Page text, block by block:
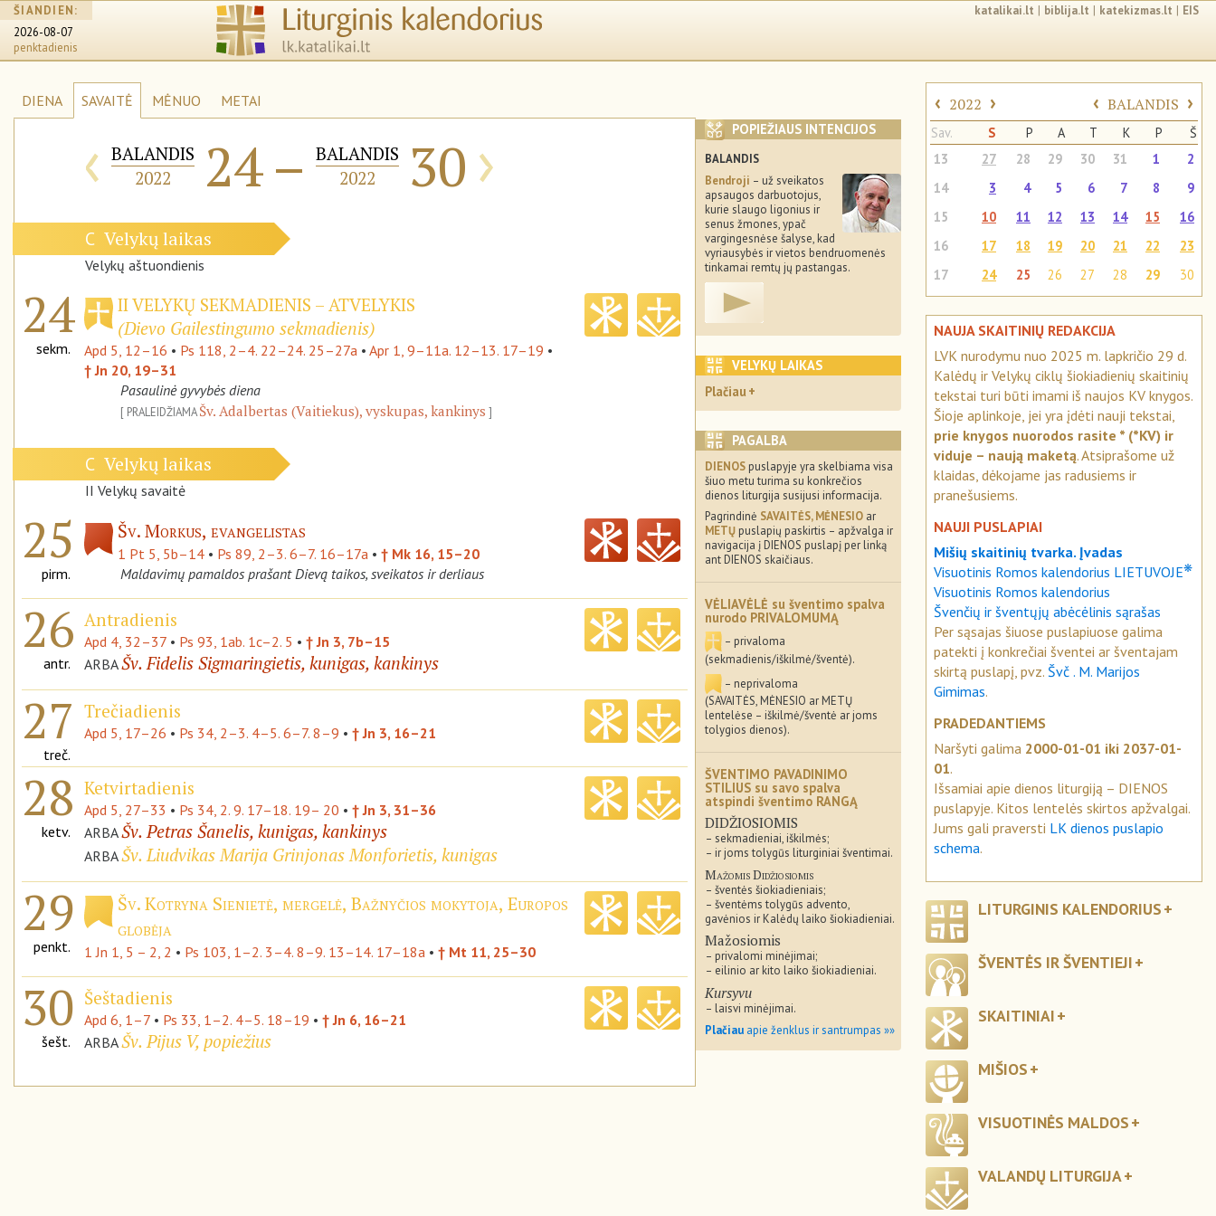
ŠIANDIEN:
2026-08-07
penktadienis
katalikai.lt | biblija.lt | katekizmas.lt | EIS
DIENA SAVAITĖ MĖNUO METAI
‹ BALANDIS
2022
24– BALANDIS
2022
30 ›
C Velykų laikas
Velykų aštuondienis
24
sekm.
II VELYKŲ SEKMADIENIS – ATVELYKIS
(Dievo Gailestingumo sekmadienis)
Apd 5, 12–16 • Ps 118, 2–4. 22–24. 25–27a • Apr 1, 9–11a. 12–13. 17–19 •
† Jn 20, 19–31
Pasaulinė gyvybės diena
PRALEIDŽIAMAŠv. Adalbertas (Vaitiekus), vyskupas, kankinys
C Velykų laikas
II Velykų savaitė
25
pirm.
Šv. Morkus, evangelistas
1 Pt 5, 5b–14 • Ps 89, 2–3. 6–7. 16–17a • † Mk 16, 15–20
Maldavimų pamaldos prašant Dievą taikos, sveikatos ir derliaus
26
antr.
Antradienis
Apd 4, 32–37 • Ps 93, 1ab. 1c–2. 5 • † Jn 3, 7b–15
ARBAŠv. Fidelis Sigmaringietis, kunigas, kankinys
27
treč.
Trečiadienis
Apd 5, 17–26 • Ps 34, 2–3. 4–5. 6–7. 8–9 • † Jn 3, 16–21
28
ketv.
Ketvirtadienis
Apd 5, 27–33 • Ps 34, 2. 9. 17–18. 19– 20 • † Jn 3, 31–36
ARBAŠv. Petras Šanelis, kunigas, kankinys
ARBAŠv. Liudvikas Marija Grinjonas Monforietis, kunigas
29
penkt.
Šv. Kotryna Sienietė, mergelė, Bažnyčios mokytoja, Europos
globėja
1 Jn 1, 5 – 2, 2 • Ps 103, 1–2. 3–4. 8–9. 13–14. 17–18a • † Mt 11, 25–30
30
šešt.
Šeštadienis
Apd 6, 1–7 • Ps 33, 1–2. 4–5. 18–19 • † Jn 6, 16–21
ARBAŠv. Pijus V, popiežius
POPIEŽIAUS INTENCIJOS
BALANDIS
Bendroji – už sveikatos
apsaugos darbuotojus,
kurie slaugo ligonius ir
senus žmones, ypač
vargingesnėse šalyse, kad
vyriausybės ir vietos bendruomenės
tinkamai remtų jų pastangas.
VELYKŲ LAIKAS
Plačiau
PAGALBA
DIENOS puslapyje yra skelbiama visa
šiuo metu turima su konkrečios
dienos liturgija susijusi informacija.
Pagrindinė SAVAITĖS, MĖNESIO ar
METŲ puslapių paskirtis – apžvalga ir
navigacija į DIENOS puslapį per linką
ant DIENOS skaičiaus.
VĖLIAVĖLĖ su šventimo spalva
nurodo PRIVALOMUMĄ
– privaloma
(sekmadienis/iškilmė/šventė).
– neprivaloma
(SAVAITĖS, MĖNESIO ar METŲ
lentelėse – iškilmė/šventė ar joms
tolygios dienos).
ŠVENTIMO PAVADINIMO
STILIUS su savo spalva
atspindi šventimo RANGĄ
DIDŽIOSIOMIS
– sekmadieniai, iškilmės;
– ir joms tolygūs liturginiai šventimai.
Mažomis Didžiosiomis
– šventės šiokiadieniais;
– šventėms tolygūs advento,
gavėnios ir Kalėdų laiko šiokiadieniai.
Mažosiomis
– privalomi minėjimai;
– eilinio ar kito laiko šiokiadieniai.
Kursyvu
– laisvi minėjimai.
Plačiau apie ženklus ir santrumpas »»
‹ 2022 › ‹ BALANDIS ›
Sav. S P A T K P
Š
13
27 28 29 30 31 1
2
14
3 4 5 6 7 8
9
15
10 11 12 13 14 15
16
16
17 18 19 20 21 22
23
17
24 25 26 27 28 29 30
NAUJA SKAITINIŲ REDAKCIJA
LVK nurodymu nuo 2025 m. lapkričio 29 d.
Kalėdų ir Velykų ciklų šiokiadienių skaitinių
tekstai turi būti imami iš naujos KV knygos.
Šioje aplinkoje, jei yra įdėti nauji tekstai,
prie knygos nuorodos rasite * (*KV) ir
viduje – naują maketą. Atsiprašome už
klaidas, dėkojame jas radusiems ir
pranešusiems.
NAUJI PUSLAPIAI
Mišių skaitinių tvarka. Įvadas
Visuotinis Romos kalendorius LIETUVOJE❋
Visuotinis Romos kalendorius
Švenčių ir šventųjų abėcėlinis sąrašas
Per sąsajas šiuose puslapiuose galima
patekti į konkrečiai šventei ar šventajam
skirtą puslapį, pvz. Švč . M. Marijos
Gimimas.
PRADEDANTIEMS
Naršyti galima 2000-01-01 iki 2037-01-
01.
Išsamiai apie dienos liturgiją – DIENOS
puslapyje. Kitos lentelės skirtos apžvalgai.
Jums gali praversti LK dienos puslapio
schema.
LITURGINIS KALENDORIUS
ŠVENTĖS IR ŠVENTIEJI
SKAITINIAI
MIŠIOS
VISUOTINĖS MALDOS
VALANDŲ LITURGIJA